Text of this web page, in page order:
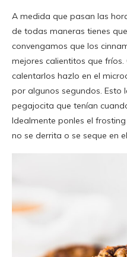
A medida que pasan las
de todas maneras tienes
convengamos que los
mejores calientitos que
calentarlos hazlo en el
por algunos segundos. Esto
pegajocita que tenían
Idealmente ponles el
no se derrita o se seque en